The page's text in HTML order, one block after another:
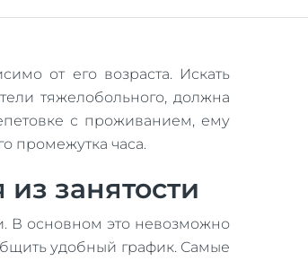
от его возраста. Искать
тяжелобольного, должна
с проживанием, ему
промежутка часа.
занятости
В основном это невозможно
удобный график. Самые